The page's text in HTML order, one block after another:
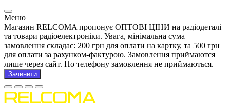
Меню
Магазин RELCOMA пропонує ОПТОВІ ЦІНИ на радіодеталі
та товари радіоелектроніки. Увага, мінімальна сума
замовлення складає: 200 грн для оплати на картку, та 500 грн
для оплати за рахунком-фактурою. Замовлення приймаются
лише через сайт. По телефону замовлення не приймаються.
Зачинити